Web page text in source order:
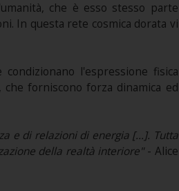
che è esso stesso parte
In questa rete cosmica dorata vi
l'espressione fisica
forniscono forza dinamica ed
e di relazioni di energia [...]. Tutta
della realtà interiore"- Alice